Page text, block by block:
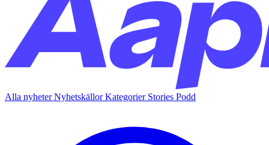
Alla nyheterNyhetskällorKategorier Stories Podd